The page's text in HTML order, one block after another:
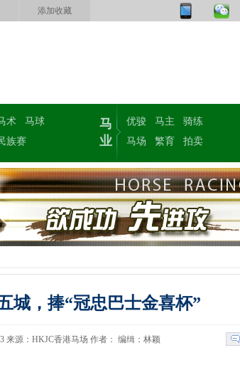
添加收藏
术
马球
族赛
马
业
优骏 马主
骑练
马场
繁育 拍卖
城，捧“冠忠巴士金喜杯”
来源：HKJC香港马场 作者： 编缉：林颖